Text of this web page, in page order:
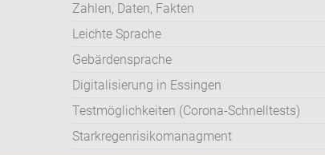
Zahlen, Daten, Fakten
Leichte Sprache
Gebärdensprache
Digitalisierung in Essingen
Testmöglichkeiten (Corona-Schnelltests)
Starkregenrisikomanagment